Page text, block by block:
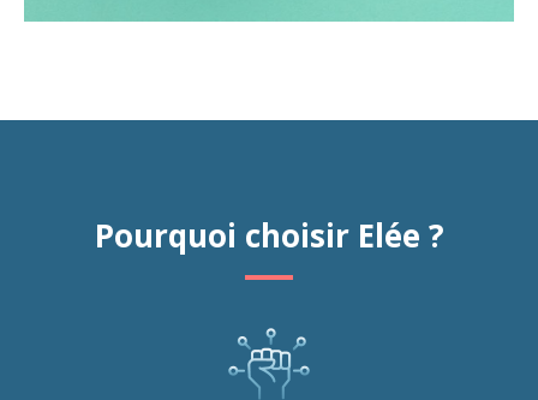
Pourquoi choisir Elée ?